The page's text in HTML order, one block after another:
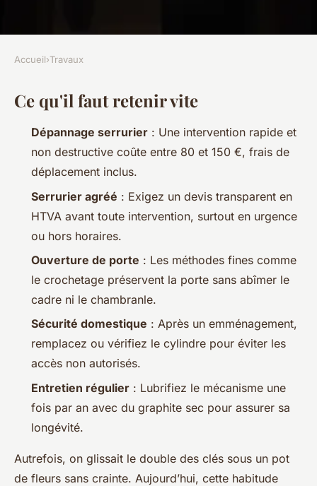
Top services de serrurerie en
Belgique pour des urgences
Auberte •01/07/2026 16:13•9 min de lecture
Accueil›Travaux
Ce qu'il faut retenir vite
Dépannage serrurier : Une intervention rapide et
non destructive coûte entre 80 et 150 €, frais de
déplacement inclus.
Serrurier agréé : Exigez un devis transparent en
HTVA avant toute intervention, surtout en urgence
ou hors horaires.
Ouverture de porte : Les méthodes fines comme
le crochetage préservent la porte sans abîmer le
cadre ni le chambranle.
Sécurité domestique : Après un emménagement,
remplacez ou vérifiez le cylindre pour éviter les
accès non autorisés.
Entretien régulier : Lubrifiez le mécanisme une
fois par an avec du graphite sec pour assurer sa
longévité.
Autrefois, on glissait le double des clés sous un pot
de fleurs sans crainte. Aujourd’hui, cette habitude